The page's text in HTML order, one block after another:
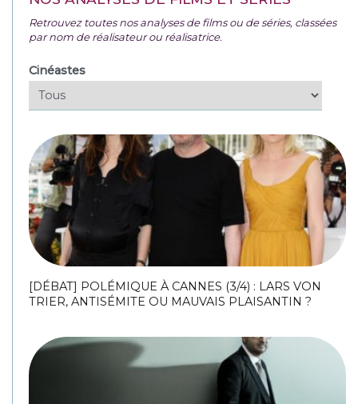
Retrouvez toutes nos analyses de films ou de séries, classées
par nom de réalisateur ou réalisatrice.
Cinéastes
[DÉBAT] POLÉMIQUE À CANNES (3/4) : LARS VON
TRIER, ANTISÉMITE OU MAUVAIS PLAISANTIN ?